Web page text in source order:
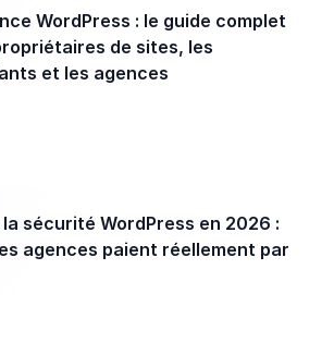
WordPress : le guide complet
de sites, les
et les agences
sécurité WordPress en 2026 :
agences paient réellement par